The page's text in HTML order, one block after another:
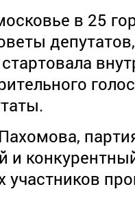
в 25
и
участников